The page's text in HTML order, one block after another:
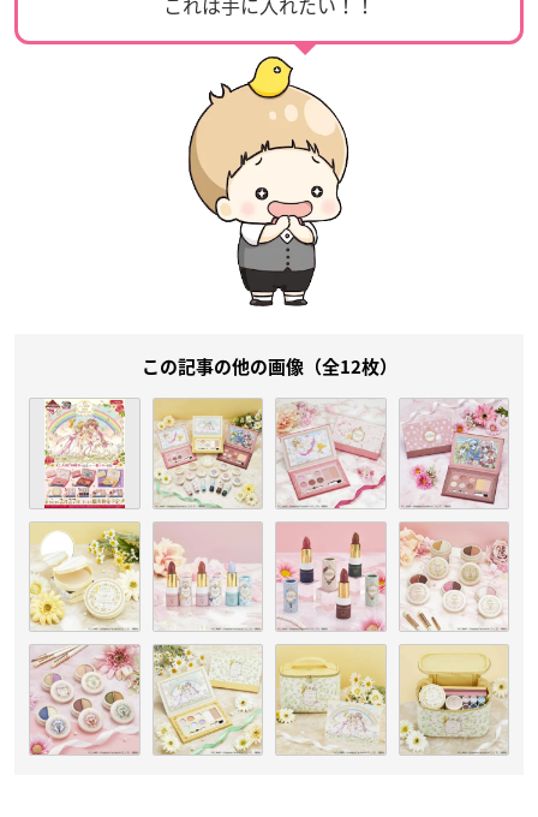
この記事の他の画像（全12枚）